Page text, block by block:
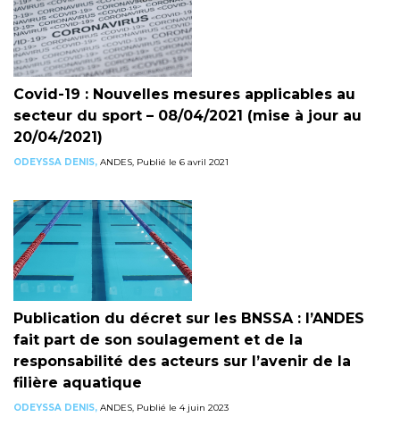
Covid-19 : Nouvelles mesures applicables au
secteur du sport – 08/04/2021 (mise à jour au
20/04/2021)
ODEYSSA DENIS, ANDES, Publié le 6 avril 2021
Publication du décret sur les BNSSA : l’ANDES
fait part de son soulagement et de la
responsabilité des acteurs sur l’avenir de la
filière aquatique
ODEYSSA DENIS, ANDES, Publié le 4 juin 2023